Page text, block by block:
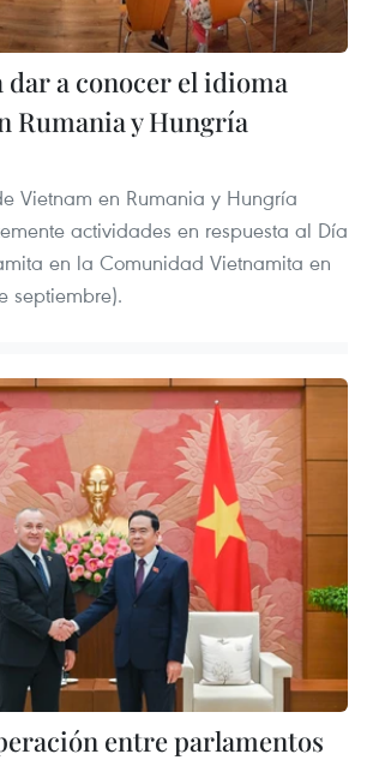
dar a conocer el idioma
Rumania y Hungría
Vietnam en Rumania y Hungría
actividades en respuesta al Día
en la Comunidad Vietnamita en
septiembre).
entre parlamentos